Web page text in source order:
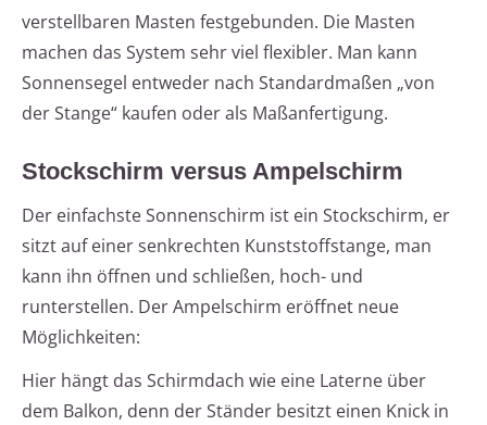
verstellbaren Masten festgebunden. Die Masten
machen das System sehr viel flexibler. Man kann
Sonnensegel entweder nach Standardmaßen „von
der Stange“ kaufen oder als Maßanfertigung.
Stockschirm versus Ampelschirm
Der einfachste Sonnenschirm ist ein Stockschirm, er
sitzt auf einer senkrechten Kunststoffstange, man
kann ihn öffnen und schließen, hoch- und
runterstellen. Der Ampelschirm eröffnet neue
Möglichkeiten:
Hier hängt das Schirmdach wie eine Laterne über
dem Balkon, denn der Ständer besitzt einen Knick in